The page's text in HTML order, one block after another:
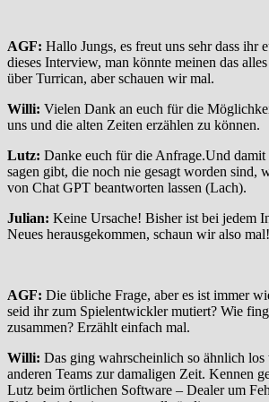
AGF: Hallo Jungs, es freut uns sehr dass ihr
dieses Interview, man könnte meinen das
über Turrican, aber schauen wir mal.
Willi: Vielen Dank an euch für die
uns und die alten Zeiten erzählen zu können.
Lutz: Danke euch für die Anfrage.Und damit
sagen gibt, die noch nie gesagt worden sind,
von Chat GPT beantworten lassen (Lach).
Julian: Keine Ursache! Bisher ist bei jedem
Neues herausgekommen, schaun wir also mal!
AGF: Die übliche Frage, aber es ist immer
seid ihr zum Spielentwickler mutiert? Wie
zusammen? Erzählt einfach mal.
Willi: Das ging wahrscheinlich so ähnlich
anderen Teams zur damaligen Zeit. Kennen
Lutz beim örtlichen Software – Dealer um